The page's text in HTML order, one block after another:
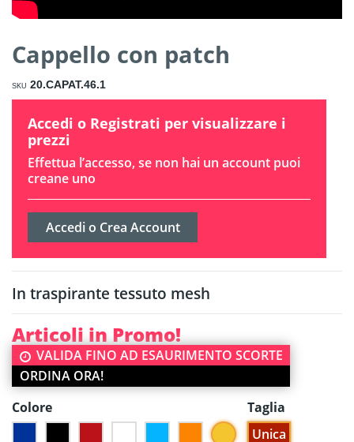
Cappello con patch
SKU 20.CAPAT.46.1
Accedi o Registrati per visualizzare i
prezzi
Effettua l’accesso, se non hai un account puoi
creane uno
Accedi o Crea Account
In traspirante tessuto mesh
Articoli in Promo!
VALIDA FINO AD ESAURIMENTO SCORTE
ORDINA ORA!
Colore
ArancioneGiallo
Taglia
Unica